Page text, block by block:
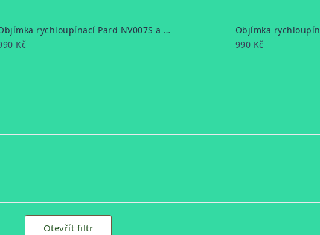
Objímka rychloupínací Pard NV007S a NV007SP 51mm
Kč
990 Kč
Otevřít filtr